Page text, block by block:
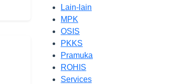
Lain-lain
MPK
OSIS
PKKS
Pramuka
ROHIS
Services